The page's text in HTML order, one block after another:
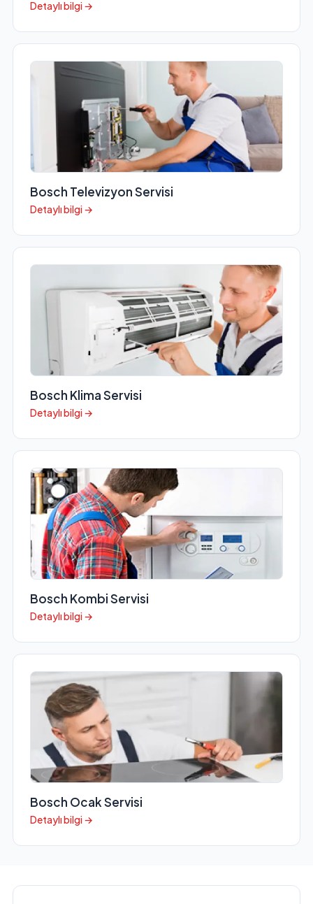
Detaylı bilgi →
Bosch Televizyon Servisi
Detaylı bilgi →
Bosch Klima Servisi
Detaylı bilgi →
Bosch Kombi Servisi
Detaylı bilgi →
Bosch Ocak Servisi
Detaylı bilgi →